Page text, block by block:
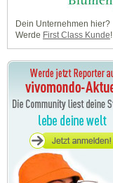
Dein Unternehmen hier?
Werde First Class Kunde!